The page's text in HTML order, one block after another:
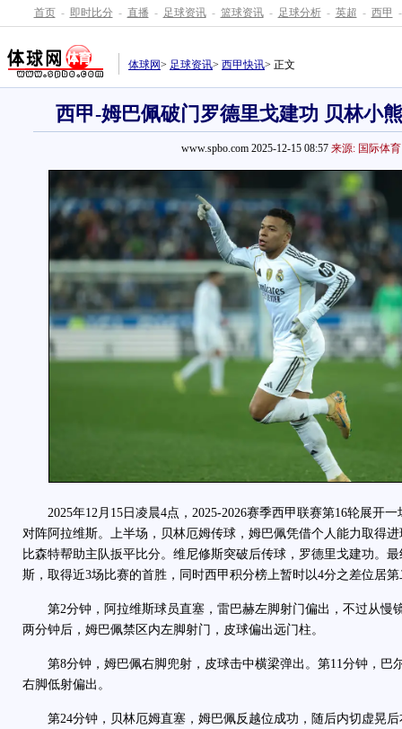
首页 - 即时比分 - 直播 - 足球资讯 - 篮球资讯 - 足球分析 - 英超 - 西甲 -
体球网> 足球资讯> 西甲快讯> 正文
西甲-姆巴佩破门罗德里戈建功 贝林小
www.spbo.com 2025-12-15 08:57 来源: 国际体育
2025年12月15日凌晨4点，2025-2026赛季西甲联赛第16轮展开一
对阵阿拉维斯。上半场，贝林厄姆传球，姆巴佩凭借个人能力取得
比森特帮助主队扳平比分。维尼修斯突破后传球，罗德里戈建功。
斯，取得近3场比赛的首胜，同时西甲积分榜上暂时以4分之差位居第
第2分钟，阿拉维斯球员直塞，雷巴赫左脚射门偏出，不过从慢
两分钟后，姆巴佩禁区内左脚射门，皮球偏出远门柱。
第8分钟，姆巴佩右脚兜射，皮球击中横梁弹出。第11分钟，巴
右脚低射偏出。
第24分钟，贝林厄姆直塞，姆巴佩反越位成功，随后内切虚晃后